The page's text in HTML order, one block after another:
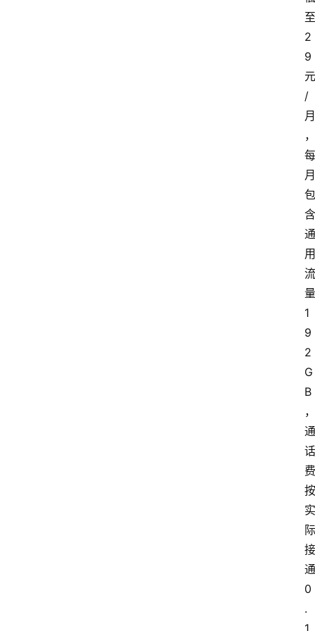
至
2
9
元
/
月
，
每
月
包
含
通
用
流
量
1
9
2
G
B
，
通
话
费
按
实
际
接
通
0
.
1